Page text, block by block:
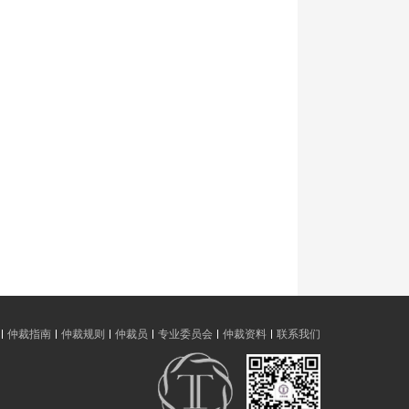
仲裁指南 仲裁规则 仲裁员 专业委员会 仲裁资料 联系我们